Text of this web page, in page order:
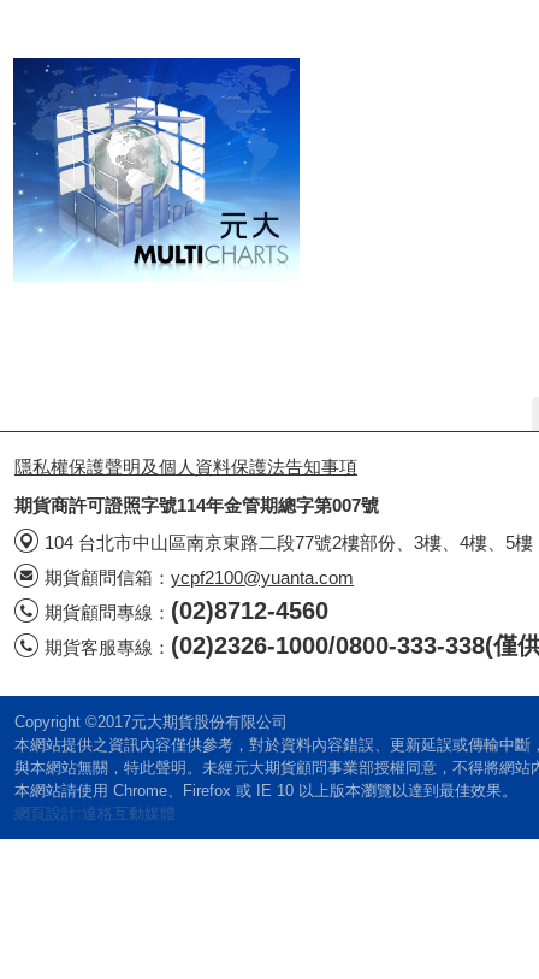
隱私權保護聲明及個人資料保護法告知事項
期貨商許可證照字號114年金管期總字第007號
104 台北市中山區南京東路二段77號2樓部份、3樓、4樓、5樓
期貨顧問信箱： ycpf2100@yuanta.com
期貨顧問專線： (02)8712-4560
期貨客服專線： (02)2326-1000/0800-333-338(僅
Copyright ©2017元大期貨股份有限公司
本網站提供之資訊內容僅供參考，對於資料內容錯誤、更新延誤或傳輸中
與本網站無關，特此聲明。未經元大期貨顧問事業部授權同意，不得將網站
本網站請使用 Chrome、Firefox 或 IE 10 以上版本瀏覽以達到最佳效果。
網頁設計:達格互動媒體